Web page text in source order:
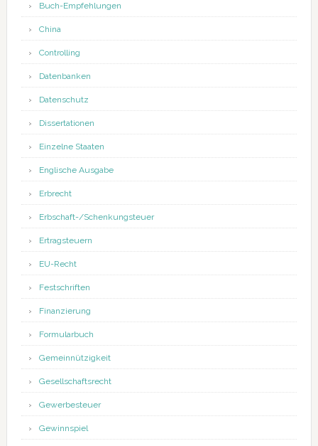
Buch-Empfehlungen
China
Controlling
Datenbanken
Datenschutz
Dissertationen
Einzelne Staaten
Englische Ausgabe
Erbrecht
Erbschaft-/Schenkungsteuer
Ertragsteuern
EU-Recht
Festschriften
Finanzierung
Formularbuch
Gemeinnützigkeit
Gesellschaftsrecht
Gewerbesteuer
Gewinnspiel